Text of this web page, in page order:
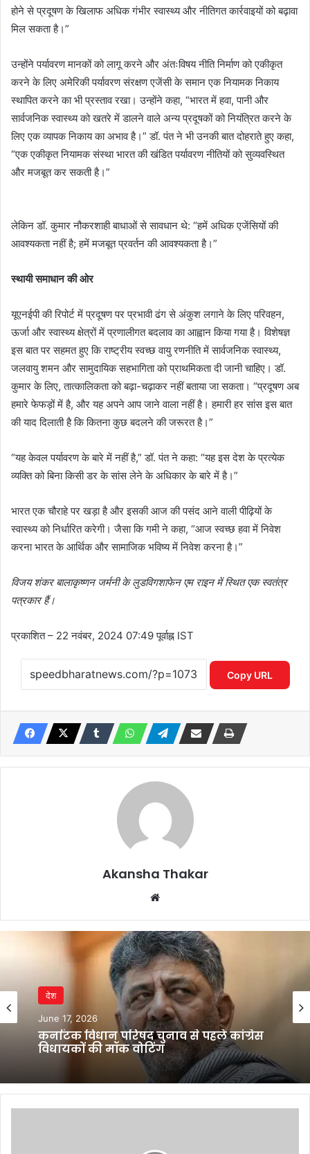
होने से प्रदूषण के खिलाफ अधिक गंभीर स्वास्थ्य और नीतिगत कार्रवाइयों को बढ़ावा
मिल सकता है।”
उन्होंने पर्यावरण मानकों को लागू करने और अंतःविषय नीति निर्माण को एकीकृत
करने के लिए अमेरिकी पर्यावरण संरक्षण एजेंसी के समान एक नियामक निकाय
स्थापित करने का भी प्रस्ताव रखा। उन्होंने कहा, “भारत में हवा, पानी और
सार्वजनिक स्वास्थ्य को खतरे में डालने वाले अन्य प्रदूषकों को नियंत्रित करने के
लिए एक व्यापक निकाय का अभाव है।” डॉ. पंत ने भी उनकी बात दोहराते हुए कहा,
“एक एकीकृत नियामक संस्था भारत की खंडित पर्यावरण नीतियों को सुव्यवस्थित
और मजबूत कर सकती है।”
लेकिन डॉ. कुमार नौकरशाही बाधाओं से सावधान थे: “हमें अधिक एजेंसियों की
आवश्यकता नहीं है; हमें मजबूत प्रवर्तन की आवश्यकता है।”
स्थायी समाधान की ओर
यूएनईपी की रिपोर्ट में प्रदूषण पर प्रभावी ढंग से अंकुश लगाने के लिए परिवहन,
ऊर्जा और स्वास्थ्य क्षेत्रों में प्रणालीगत बदलाव का आह्वान किया गया है। विशेषज्ञ
इस बात पर सहमत हुए कि राष्ट्रीय स्वच्छ वायु रणनीति में सार्वजनिक स्वास्थ्य,
जलवायु शमन और सामुदायिक सहभागिता को प्राथमिकता दी जानी चाहिए। डॉ.
कुमार के लिए, तात्कालिकता को बढ़ा-चढ़ाकर नहीं बताया जा सकता। “प्रदूषण अब
हमारे फेफड़ों में है, और यह अपने आप जाने वाला नहीं है। हमारी हर सांस इस बात
की याद दिलाती है कि कितना कुछ बदलने की जरूरत है।”
“यह केवल पर्यावरण के बारे में नहीं है,” डॉ. पंत ने कहा: “यह इस देश के प्रत्येक
व्यक्ति को बिना किसी डर के सांस लेने के अधिकार के बारे में है।”
भारत एक चौराहे पर खड़ा है और इसकी आज की पसंद आने वाली पीढ़ियों के
स्वास्थ्य को निर्धारित करेगी। जैसा कि गमी ने कहा, “आज स्वच्छ हवा में निवेश
करना भारत के आर्थिक और सामाजिक भविष्य में निवेश करना है।”
विजय शंकर बालाकृष्णन जर्मनी के लुडविगशाफेन एम राइन में स्थित एक स्वतंत्र
पत्रकार हैं।
प्रकाशित– 22 नवंबर, 2024 07:49 पूर्वाह्न IST
Copy URL
Akansha Thakar
देश
June 17, 2026
कर्नाटक विधान परिषद चुनाव से पहले कांग्रेस
राज्य
April 28, 2026
मध्य प्रदेश में UCC लागू करने की तैयारी
समिति गठन से तेज हुई प्रक्रिया